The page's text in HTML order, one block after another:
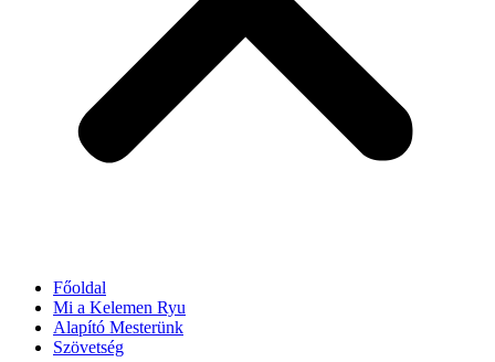
Főoldal
Mi a Kelemen Ryu
Alapító Mesterünk
Szövetség